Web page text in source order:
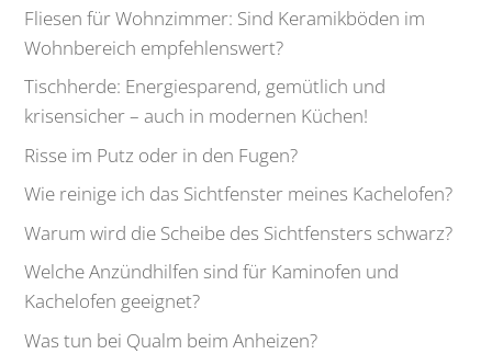
Fliesen für Wohnzimmer: Sind Keramikböden im
Wohnbereich empfehlenswert?
Tischherde: Energiesparend, gemütlich und
krisensicher – auch in modernen Küchen!
Risse im Putz oder in den Fugen?
Wie reinige ich das Sichtfenster meines Kachelofen?
Warum wird die Scheibe des Sichtfensters schwarz?
Welche Anzündhilfen sind für Kaminofen und
Kachelofen geeignet?
Was tun bei Qualm beim Anheizen?